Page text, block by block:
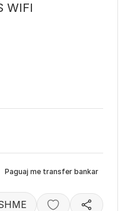
WIFI
Paguaj me transfer bankar